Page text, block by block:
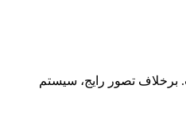
تصور رایج، سیستم